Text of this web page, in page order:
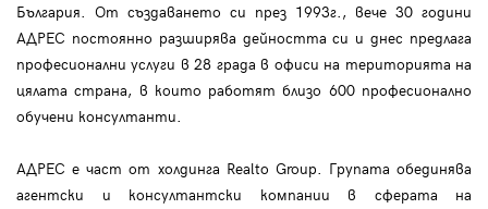
България. От създаването си през 1993г., вече 30 години
АДРЕС постоянно разширява дейността си и днес предлага
професионални услуги в 28 града в офиси на територията на
цялата страна, в които работят близо 600 професионално
обучени консултанти.
АДРЕС е част от холдинга Realto Group. Групата обединява
агентски и консултантски компании в сферата на